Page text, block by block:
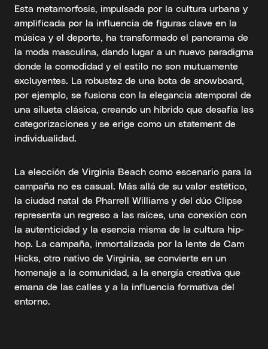
Esta metamorfosis, impulsada por la cultura urbana y
amplificada por la influencia de figuras clave en la
música y el deporte, ha transformado el panorama de
la moda masculina, dando lugar a un nuevo paradigma
donde la comodidad y el estilo no son mutuamente
excluyentes. La robustez de una bota de snowboard,
por ejemplo, se fusiona con la elegancia atemporal de
una silueta clásica, creando un híbrido que desafía las
categorizaciones y se erige como un statement de
individualidad.
La elección de Virginia Beach como escenario para la
campaña no es casual. Más allá de su valor estético,
la ciudad natal de Pharrell Williams y del dúo Clipse
representa un regreso a las raíces, una conexión con
la autenticidad y la esencia misma de la cultura hip-
hop. La campaña, inmortalizada por la lente de Cam
Hicks, otro nativo de Virginia, se convierte en un
homenaje a la comunidad, a la energía creativa que
emana de las calles y a la influencia formativa del
entorno.